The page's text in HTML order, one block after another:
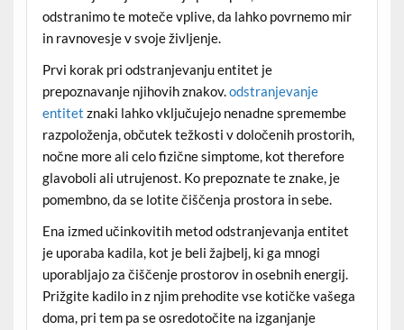
odstranimo te moteče vplive, da lahko povrnemo mir
in ravnovesje v svoje življenje.
Prvi korak pri odstranjevanju entitet je
prepoznavanje njihovih znakov.odstranjevanje
entitet znaki lahko vključujejo nenadne spremembe
razpoloženja, občutek težkosti v določenih prostorih,
nočne more ali celo fizične simptome, kot therefore
glavoboli ali utrujenost. Ko prepoznate te znake, je
pomembno, da se lotite čiščenja prostora in sebe.
Ena izmed učinkovitih metod odstranjevanja entitet
je uporaba kadila, kot je beli žajbelj, ki ga mnogi
uporabljajo za čiščenje prostorov in osebnih energij.
Prižgite kadilo in z njim prehodite vse kotičke vašega
doma, pri tem pa se osredotočite na izganjanje